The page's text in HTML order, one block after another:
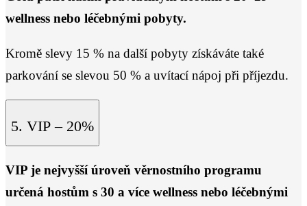
wellness nebo léčebnými pobyty.
Kromě slevy 15 % na další pobyty získáváte také
parkování se slevou 50 % a uvítací nápoj při příjezdu.
5. VIP – 20%
VIP je nejvyšší úroveň věrnostního programu
určená hostům s 30 a více wellness nebo léčebnými